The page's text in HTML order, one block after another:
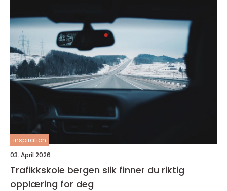
inspiration
03. April 2026
Trafikkskole bergen slik finner du riktig
opplæring for deg